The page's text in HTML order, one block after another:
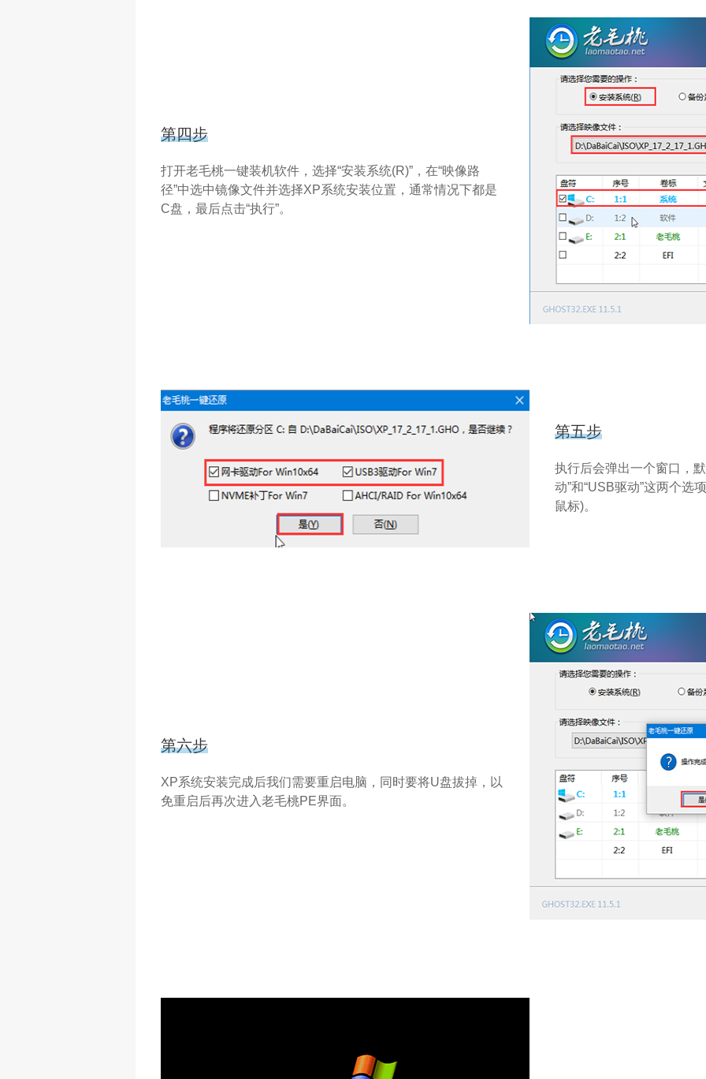
第四步
打开老毛桃一键装机软件，选择“安装系统(R)”，在“映像路
径”中选中镜像文件并选择XP系统安装位置，通常情况下都是
C盘，最后点击“执行”。
第五步
执行后会弹出一个窗口，
动”和“USB驱动”这两个选
鼠标)。
第六步
XP系统安装完成后我们需要重启电脑，同时要将U盘拔掉，以
免重启后再次进入老毛桃PE界面。